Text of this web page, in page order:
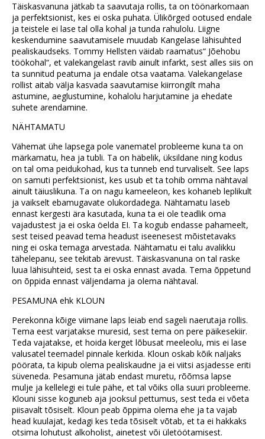
Täiskasvanuna jätkab ta saavutaja rollis, ta on töönarkomaan
ja perfektsionist, kes ei oska puhata. Ülikõrged ootused endale
ja teistele ei lase tal olla kohal ja tunda rahulolu. Liigne
keskendumine saavutamisele muudab Kangelase lähisuhted
pealiskaudseks. Tommy Hellsten väidab raamatus“ Jõehobu
töökohal“, et valekangelast ravib ainult infarkt, sest alles siis on
ta sunnitud peatuma ja endale otsa vaatama. Valekangelase
rollist aitab välja kasvada saavutamise kiirrongilt maha
astumine, aeglustumine, kohalolu harjutamine ja ehedate
suhete arendamine.
NÄHTAMATU
Vähemat ühe lapsega pole vanematel probleeme kuna ta on
märkamatu, hea ja tubli. Ta on häbelik, üksildane ning kodus
on tal oma peidukohad, kus ta tunneb end turvaliselt. See laps
on samuti perfektsionist, kes usub et ta tohib omma nähtaval
ainult täiuslikuna. Ta on nagu kameeleon, kes kohaneb leplikult
ja vaikselt ebamugavate olukordadega. Nähtamatu laseb
ennast kergesti ära kasutada, kuna ta ei ole teadlik oma
vajadustest ja ei oska öelda EI. Ta kogub endasse pahameelt,
sest teised peavad tema headust iseenesest mõistetavaks
ning ei oska temaga arvestada. Nähtamatu ei talu avalikku
tähelepanu, see tekitab ärevust. Täiskasvanuna on tal raske
luua lähisuhteid, sest ta ei oska ennast avada. Tema õppetund
on õppida ennast väljendama ja olema nähtaval.
PESAMUNA ehk KLOUN
Perekonna kõige viimane laps leiab end sageli naerutaja rollis.
Tema eest varjatakse muresid, sest tema on pere päikesekiir.
Teda vajatakse, et hoida kerget lõbusat meeleolu, mis ei lase
valusatel teemadel pinnale kerkida. Kloun oskab kõik naljaks
pöörata, ta kipub olema pealiskaudne ja ei viitsi asjadesse eriti
süveneda. Pesamuna jätab endast muretu, rõõmsa lapse
mulje ja kellelegi ei tule pähe, et tal võiks olla suuri probleeme.
Klouni sisse koguneb aja jooksul pettumus, sest teda ei võeta
piisavalt tõsiselt. Kloun peab õppima olema ehe ja ta vajab
head kuulajat, kedagi kes teda tõsiselt võtab, et ta ei hakkaks
otsima lohutust alkoholist, ainetest või ületöötamisest.